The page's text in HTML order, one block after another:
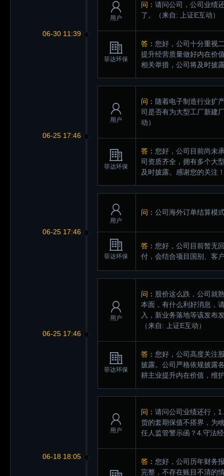
06-30 11:39
用户
问： 请问公司，公司业绩
了。
（来自: 上证E互动）
菲达环保
答： 您好，公司十分重视
提升经营质量做好内在价
相关举措，公司将及时披
06-25 17:46
用户
问： 随着电子制造行业扩
司是否有为大型工厂新建
动）
菲达环保
答： 您好，公司目前尚未
司资质齐全，拥有多个大
及时披露。感谢您的关注
06-25 17:46
用户
问： 公司海外订单结算模
菲达环保
答： 您好，公司目前暂无
付，会结合项目国别、客
06-25 17:46
用户
问： 股价这么跌，公司就
本面，有什么利好消息，
入，新业务落地等该发布
（来自: 上证E互动）
菲达环保
答： 您好，公司高度关注
披露。公司严格依规披露
耕主业提升内在价值，维
06-18 18:05
用户
问： 请问公司业绩还行，
货的套期保值不搭界，为
任人监管警示函？4.守法
答： 您好，公司历年财务
完整，不存在账目不清的